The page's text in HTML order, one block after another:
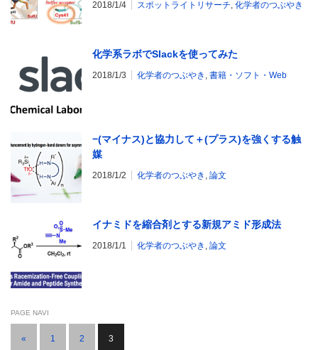
2018/1/4 スポットライトリサーチ, 化学者のつぶやき
化学系ラボでSlackを使ってみた
2018/1/3 化学者のつぶやき , 書籍・ソフト・Web
−(マイナス)と協力して＋(プラス)を強くする触
媒
2018/1/2 化学者のつぶやき , 論文
イナミドを縮合剤とする新規アミド形成法
2018/1/1 化学者のつぶやき , 論文
PAGE NAVI
« 1 2 3